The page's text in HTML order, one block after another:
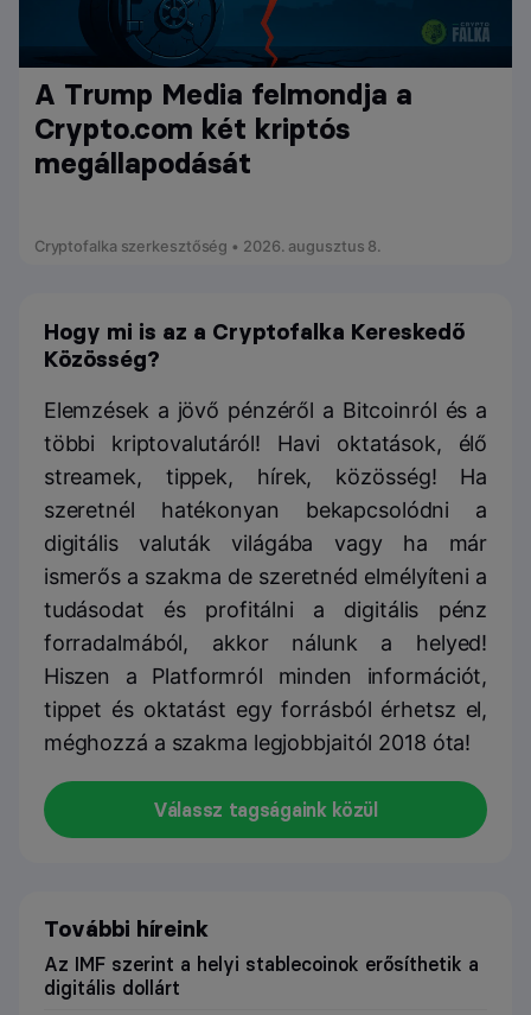
A Trump Media felmondja a
Crypto.com két kriptós
megállapodását
Cryptofalka szerkesztőség • 2026. augusztus 8.
Hogy mi is az a Cryptofalka Kereskedő
Közösség?
Elemzések a jövő pénzéről a Bitcoinról és a
többi kriptovalutáról! Havi oktatások, élő
streamek, tippek, hírek, közösség! Ha
szeretnél hatékonyan bekapcsolódni a
digitális valuták világába vagy ha már
ismerős a szakma de szeretnéd elmélyíteni a
tudásodat és profitálni a digitális pénz
forradalmából, akkor nálunk a helyed!
Hiszen a Platformról minden információt,
tippet és oktatást egy forrásból érhetsz el,
méghozzá a szakma legjobbjaitól 2018 óta!
Válassz tagságaink közül
További híreink
Az IMF szerint a helyi stablecoinok erősíthetik a
digitális dollárt